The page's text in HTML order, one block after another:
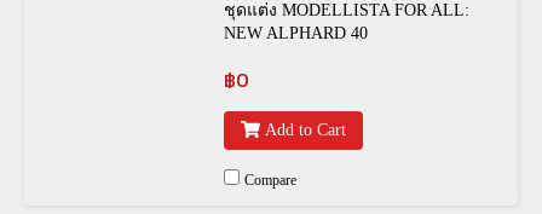
ชุดแต่ง MODELLISTA FOR ALL:
NEW ALPHARD 40
฿0
Add to Cart
Compare